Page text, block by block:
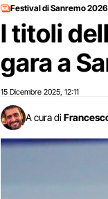
Festival di Sanremo 2026
I titoli
gara a
15 Dicembre 2025 12:11
A cura di